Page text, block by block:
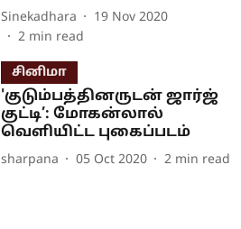
Sinekadhara
19 Nov 2020
2 min read
சினிமா
'குடும்பத்தினருடன் ஜார்ஜ்
குட்டி’: மோகன்லால்
வெளியிட்ட புகைப்படம்
sharpana 05 Oct 2020 2 min read